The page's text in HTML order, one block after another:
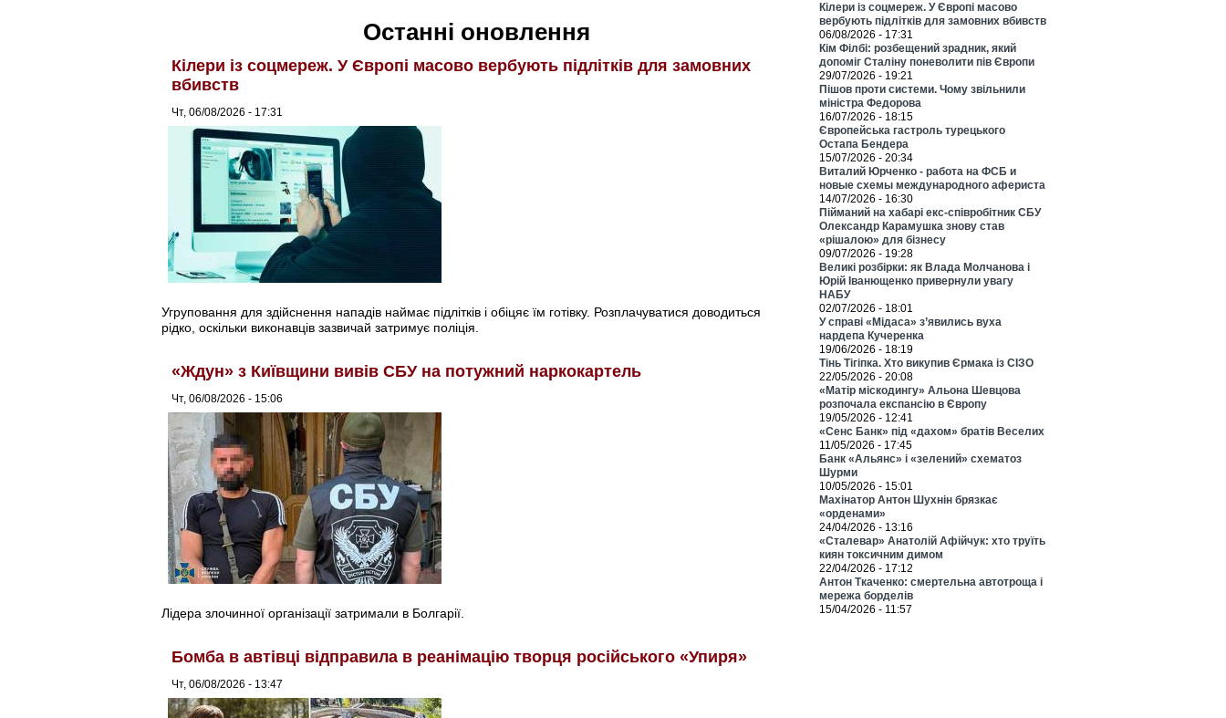
Останні оновлення
Кілери із соцмереж. У Європі масово вербують підлітків для замовних
вбивств
Чт, 06/08/2026 - 17:31
Угруповання для здійснення нападів наймає підлітків і обіцяє їм готівку. Розплачуватися доводиться
рідко, оскільки виконавців зазвичай затримує поліція.
«Ждун» з Київщини вивів СБУ на потужний наркокартель
Чт, 06/08/2026 - 15:06
Лідера злочинної організації затримали в Болгарії.
Бомба в автівці відправила в реанімацію творця російського «Упиря»
Чт, 06/08/2026 - 13:47
Кілери із соцмереж. У Європі масово
вербують підлітків для замовних вбивств
06/08/2026 - 17:31
Кім Філбі: розбещений зрадник, який
допоміг Сталіну поневолити пів Європи
29/07/2026 - 19:21
Пішов проти системи. Чому звільнили
міністра Федорова
16/07/2026 - 18:15
Європейська гастроль турецького
Остапа Бендера
15/07/2026 - 20:34
Виталий Юрченко - работа на ФСБ и
новые схемы международного афериста
14/07/2026 - 16:30
Пійманий на хабарі екс-співробітник СБУ
Олександр Карамушка знову став
«рішалою» для бізнесу
09/07/2026 - 19:28
Великі розбірки: як Влада Молчанова і
Юрій Іванющенко привернули увагу
НАБУ
02/07/2026 - 18:01
У справі «Мідаса» з’явились вуха
нардепа Кучеренка
19/06/2026 - 18:19
Тінь Тігіпка. Хто викупив Єрмака із СІЗО
22/05/2026 - 20:08
«Матір міскодингу» Альона Шевцова
розпочала експансію в Європу
19/05/2026 - 12:41
«Сенс Банк» під «дахом» братів Веселих
11/05/2026 - 17:45
Банк «Альянс» і «зелений» схематоз
Шурми
10/05/2026 - 15:01
Махінатор Антон Шухнін брязкає
«орденами»
24/04/2026 - 13:16
«Сталевар» Анатолій Афійчук: хто труїть
киян токсичним димом
22/04/2026 - 17:12
Антон Ткаченко: смертельна автотроща і
мережа борделів
15/04/2026 - 11:57